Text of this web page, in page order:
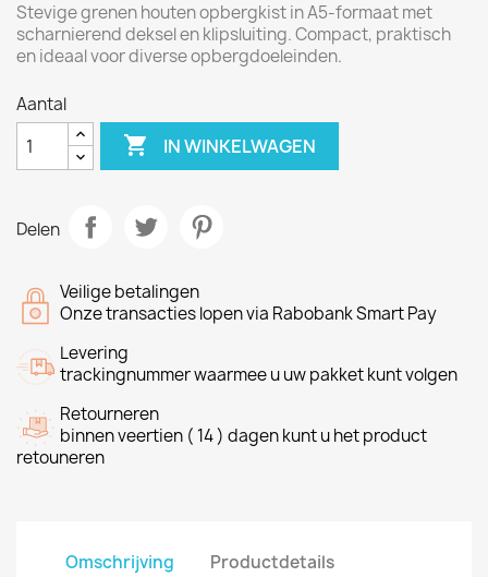
Stevige grenen houten opbergkist in A5-formaat met
scharnierend deksel en klipsluiting. Compact, praktisch
en ideaal voor diverse opbergdoeleinden.
Aantal
 IN WINKELWAGEN
Delen
Veilige betalingen
Onze transacties lopen via Rabobank Smart Pay
Levering
trackingnummer waarmee u uw pakket kunt volgen
Retourneren
binnen veertien ( 14 ) dagen kunt u het product
retouneren
Omschrijving Productdetails